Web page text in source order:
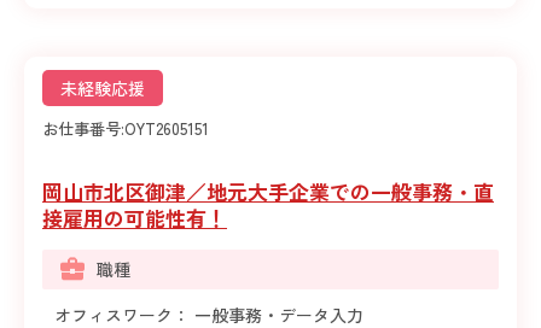
未経験応援
お仕事番号:OYT2605151
岡山市北区御津／地元大手企業での一般事務・直
接雇用の可能性有！
職種
オフィスワーク： 一般事務・データ入力